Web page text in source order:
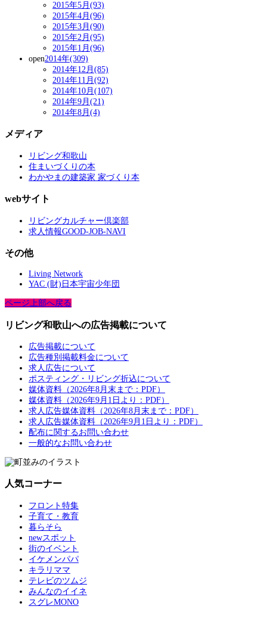
2015年5月(93)
2015年4月(96)
2015年3月(90)
2015年2月(95)
2015年1月(96)
open2014年(309)
2014年12月(85)
2014年11月(92)
2014年10月(107)
2014年9月(21)
2014年8月(4)
メディア
リビング和歌山
住まいづくりの本
わかやまの建築家 家づくり本
webサイト
リビングカルチャー倶楽部
求人情報GOOD-JOB-NAVI
その他
Living Network
YAC (財)日本宇宙少年団
ページ上部へ戻る
リビング和歌山への広告掲載について
広告掲載について
広告種別掲載料金について
求人広告について
ポスティング・リビング折込について
媒体資料（2026年8月末まで：PDF）
媒体資料（2026年9月1日より：PDF）
求人広告媒体資料（2026年8月末まで：PDF）
求人広告媒体資料（2026年9月1日より：PDF）
配布に関するお問い合わせ
一般的なお問い合わせ
人気コーナー
フロント特集
子育て・教育
暮らそら
newスポット
街のイベント
イケメンパパ
キラリママ
テレビのツムジ
みんなのイイネ
スグレMONO